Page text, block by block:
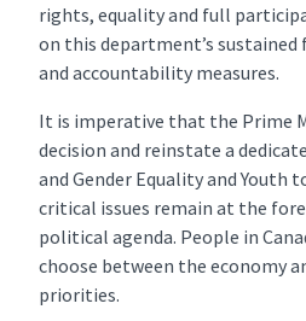
rights, equality and full
on this department’s
and accountability measures.
It is imperative that the Prime
decision and reinstate a
and Gender Equality and Youth
critical issues remain at the
political agenda. People in
choose between the economy
priorities.